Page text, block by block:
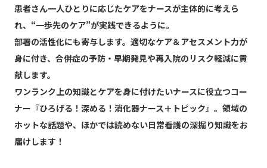
患者さん一人ひとりに応じたケアをナースが主体的に考えら
れ、“一歩先のケア”が実践できるように。
部署の活性化にも寄与します。適切なケア＆アセスメント力が
身に付き、合併症の予防・早期発見や再入院のリスク軽減に貢
献します。
ワンランク上の知識とケアを身に付けたいナースに役立つコー
ナー『ひろげる！深める！消化器ナース＋トピック』。領域の
ホットな話題や、ほかでは読めない日常看護の深掘り知識をお
届けします！